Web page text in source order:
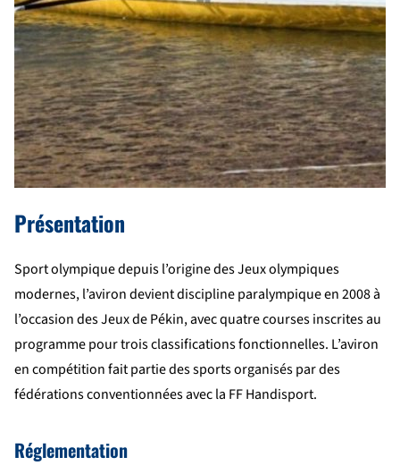
Présentation
Sport olympique depuis l’origine des Jeux olympiques
modernes, l’aviron devient discipline paralympique en 2008 à
l’occasion des Jeux de Pékin, avec quatre courses inscrites au
programme pour trois classifications fonctionnelles. L’aviron
en compétition fait partie des sports organisés par des
fédérations conventionnées avec la FF Handisport.
Réglementation